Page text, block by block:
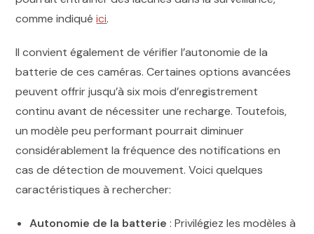
comme indiquéici.
Il convient également de vérifier l’autonomie de la
batterie de ces caméras. Certaines options avancées
peuvent offrir jusqu’à six mois d’enregistrement
continu avant de nécessiter une recharge. Toutefois,
un modèle peu performant pourrait diminuer
considérablement la fréquence des notifications en
cas de détection de mouvement. Voici quelques
caractéristiques à rechercher:
Autonomie de la batterie : Privilégiez les modèles à